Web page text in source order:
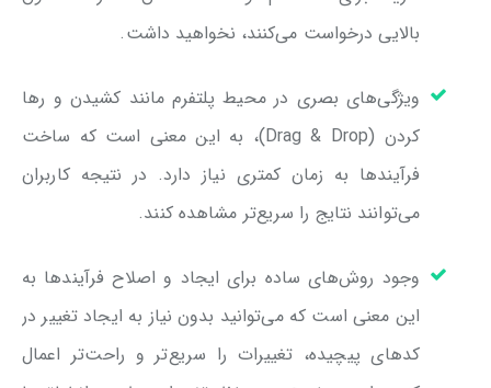
بالایی درخواست می‌کنند، نخواهید داشت.
ویژگی‌های بصری در محیط پلتفرم مانند کشیدن و رها
کردن (Drag & Drop)، به این معنی است که ساخت
فرآیندها به زمان کمتری نیاز دارد. در نتیجه کاربران
می‌توانند نتایج را سریع‌تر مشاهده کنند.
وجود روش‌های ساده برای ایجاد و اصلاح فرآیندها به
این معنی است که می‌توانید بدون نیاز به ایجاد تغییر در
کدهای پیچیده، تغییرات را سریع‌تر و راحت‌تر اعمال